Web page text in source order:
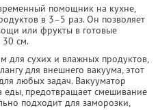
помощник на кухне,
в 3–5 раз. Он позволяет
или фрукты в готовые
см.
для сухих и влажных продуктов,
для внешнего вакуума, этот
любых задач. Вакууматор
еды, предотвращает смешивание
подходит для заморозки,